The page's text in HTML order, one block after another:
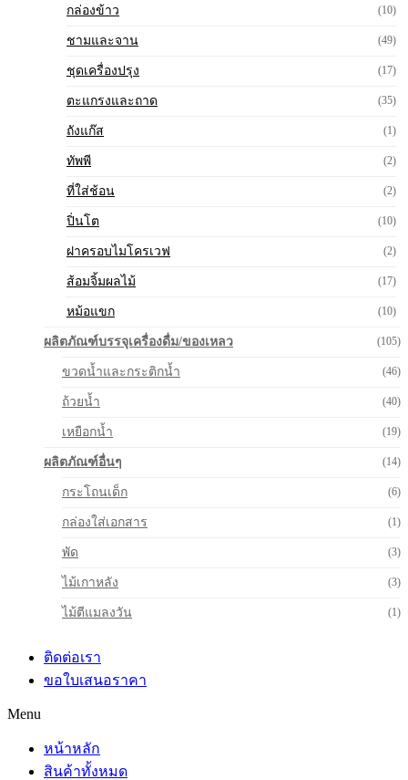
กล่องข้าว (10)
ชามและจาน (49)
ชุดเครื่องปรุง (17)
ตะแกรงและถาด (35)
ถังแก๊ส (1)
ทัพพี (2)
ที่ใส่ช้อน (2)
ปิ่นโต (10)
ฝาครอบไมโครเวฟ (2)
ส้อมจิ้มผลไม้ (17)
หม้อแขก (10)
ผลิตภัณฑ์บรรจุเครื่องดื่ม/ของเหลว (105)
ขวดน้ำและกระติกน้ำ (46)
ถ้วยน้ำ (40)
เหยือกน้ำ (19)
ผลิตภัณฑ์อื่นๆ (14)
กระโถนเด็ก (6)
กล่องใส่เอกสาร (1)
พัด (3)
ไม้เกาหลัง (3)
ไม้ตีแมลงวัน (1)
ติดต่อเรา
ขอใบเสนอราคา
Menu
หน้าหลัก
สินค้าทั้งหมด